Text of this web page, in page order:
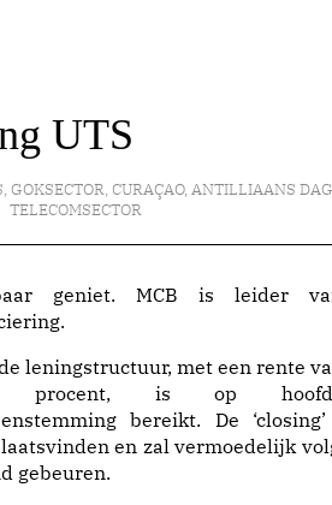
UTS
,GOKSECTOR,CURAÇAO,ANTILLIAANS
TELECOMSECTOR
geniet. MCB is leider
leningstructuur, met een rente
procent, is op
bereikt. De
en zal vermoedelijk
gebeuren.